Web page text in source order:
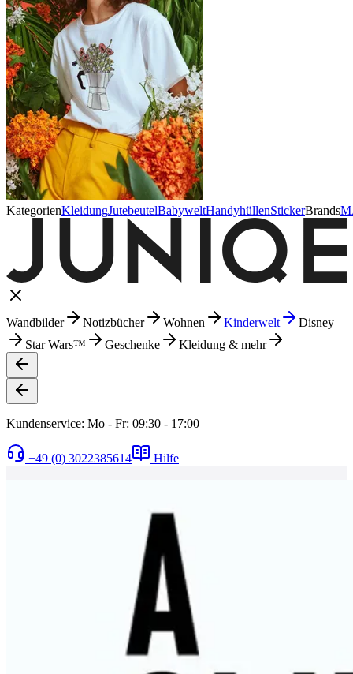
KategorienKleidungJutebeutelBabyweltHandyhüllenStickerBrands
Wandbilder Notizbücher Wohnen Kinderwelt
Disney
Star Wars™
Geschenke Kleidung & mehr
Kundenservice: Mo - Fr: 09:30 - 17:00
+49 (0) 3022385614 Hilfe